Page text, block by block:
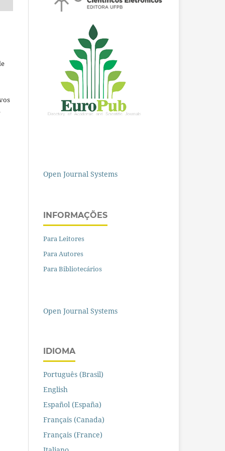
Open Journal Systems
INFORMAÇÕES
Para Leitores
Para Autores
Para Bibliotecários
Open Journal Systems
IDIOMA
Português (Brasil)
English
Español (España)
Français (Canada)
Français (France)